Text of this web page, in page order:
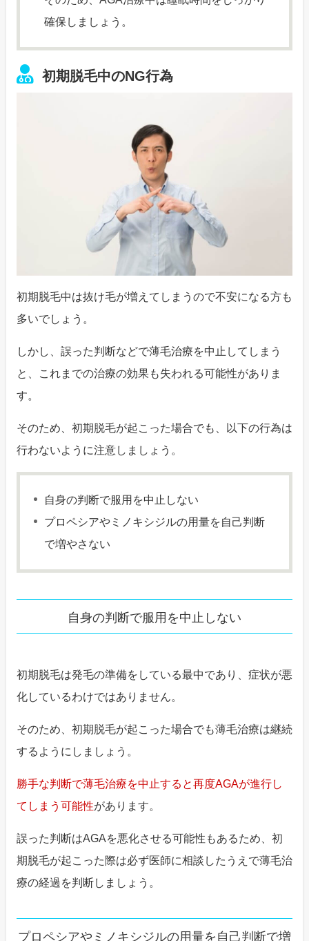
確保しましょう。
初期脱毛中のNG行為
初期脱毛中は抜け毛が増えてしまうので不安になる方も
多いでしょう。
しかし、誤った判断などで薄毛治療を中止してしまう
と、これまでの治療の効果も失われる可能性がありま
す。
そのため、初期脱毛が起こった場合でも、以下の行為は
行わないように注意しましょう。
自身の判断で服用を中止しない
プロペシアやミノキシジルの用量を自己判断
で増やさない
自身の判断で服用を中止しない
初期脱毛は発毛の準備をしている最中であり、症状が悪
化しているわけではありません。
そのため、初期脱毛が起こった場合でも薄毛治療は継続
するようにしましょう。
勝手な判断で薄毛治療を中止すると再度AGAが進行し
てしまう可能性があります。
誤った判断はAGAを悪化させる可能性もあるため、初
期脱毛が起こった際は必ず医師に相談したうえで薄毛治
療の経過を判断しましょう。
プロペシアやミノキシジルの用量を自己判断で増